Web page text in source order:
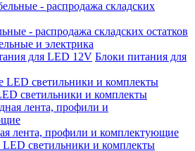
- распродажа складских остатков
и электрика
Блоки питания для
светильники и комплекты
лента, профили и комплектующие